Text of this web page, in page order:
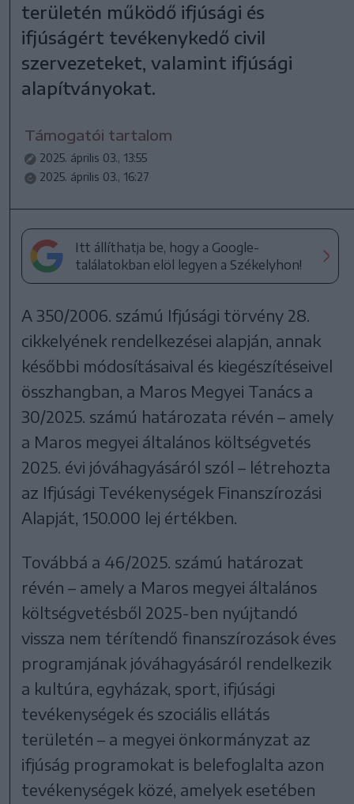
területén működő ifjúsági és
ifjúságért tevékenykedő civil
szervezeteket, valamint ifjúsági
alapítványokat.
Támogatói tartalom
2025. április 03., 13:55
2025. április 03., 16:27
Itt állíthatja be, hogy a Google-
találatokban elöl legyen a Székelyhon!
A 350/2006. számú Ifjúsági törvény 28.
cikkelyének rendelkezései alapján, annak
későbbi módosításaival és kiegészítéseivel
összhangban, a Maros Megyei Tanács a
30/2025. számú határozata révén – amely
a Maros megyei általános költségvetés
2025. évi jóváhagyásáról szól – létrehozta
az Ifjúsági Tevékenységek Finanszírozási
Alapját, 150.000 lej értékben.
Továbbá a 46/2025. számú határozat
révén – amely a Maros megyei általános
költségvetésből 2025-ben nyújtandó
vissza nem térítendő finanszírozások éves
programjának jóváhagyásáról rendelkezik
a kultúra, egyházak, sport, ifjúsági
tevékenységek és szociális ellátás
területén – a megyei önkormányzat az
ifjúság programokat is belefoglalta azon
tevékenységek közé, amelyek esetében